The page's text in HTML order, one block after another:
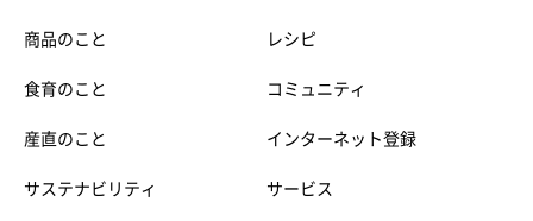
商品のこと
食育のこと
産直のこと
サステナビリティ
レシピ
コミュニティ
インターネット登録
サービス